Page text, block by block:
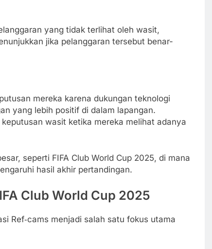
yang tidak terlihat oleh wasit,
jika pelanggaran tersebut benar-
mereka karena dukungan teknologi
yang lebih positif di dalam lapangan.
wasit ketika mereka melihat adanya
seperti FIFA Club World Cup 2025, di mana
hasil akhir pertandingan.
Club World Cup 2025
Ref‑cams menjadi salah satu fokus utama